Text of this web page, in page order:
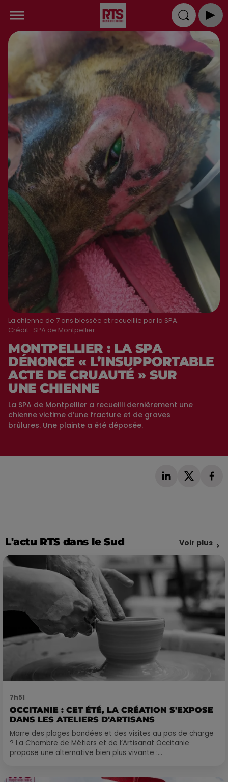
La chienne de 7 ans blessée et recueillie par la SPA.
Crédit : SPA de Montpellier
MONTPELLIER : LA SPA
DÉNONCE « L’INSUPPORTABLE
ACTE DE CRUAUTÉ » SUR
UNE CHIENNE
La SPA de Montpellier a recueilli dernièrement une
chienne victime d’une fracture et de graves
brûlures. Une plainte a été déposée.
L'actu RTS dans le Sud Voir plus
7h51
OCCITANIE : CET ÉTÉ, LA CRÉATION S'EXPOSE
DANS LES ATELIERS D'ARTISANS
Marre des plages bondées et des visites au pas de charge
? La Chambre de Métiers et de l’Artisanat Occitanie
propose une alternative bien plus vivante :...